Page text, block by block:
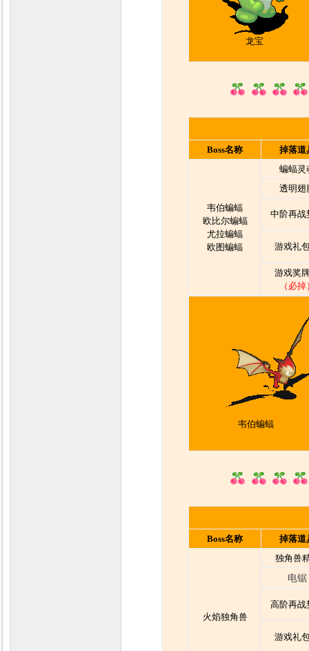
龙宝
Boss名称 掉落道
韦伯蝙蝠
欧比尔蝙蝠
尤拉蝙蝠
欧图蝙蝠
蝙蝠灵
透明翅
中阶再战
游戏礼
游戏奖
（必
韦伯蝙蝠
Boss名称 掉落道
火焰独角兽
独角兽
电锯
高阶再战
游戏礼